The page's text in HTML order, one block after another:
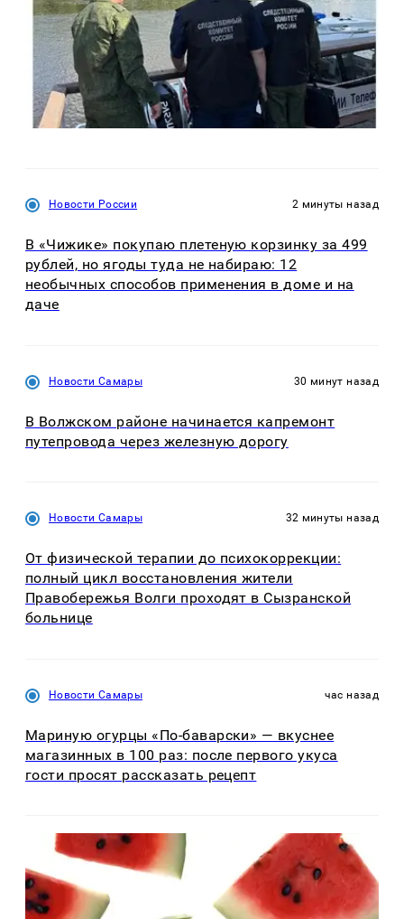
Новости России 2 минуты назад
В «Чижике» покупаю плетеную корзинку за 499
рублей, но ягоды туда не набираю: 12
необычных способов применения в доме и на
даче
Новости Самары 30 минут назад
В Волжском районе начинается капремонт
путепровода через железную дорогу
Новости Самары 32 минуты назад
От физической терапии до психокоррекции:
полный цикл восстановления жители
Правобережья Волги проходят в Сызранской
больнице
Новости Самары час назад
Мариную огурцы «По-баварски» — вкуснее
магазинных в 100 раз: после первого укуса
гости просят рассказать рецепт